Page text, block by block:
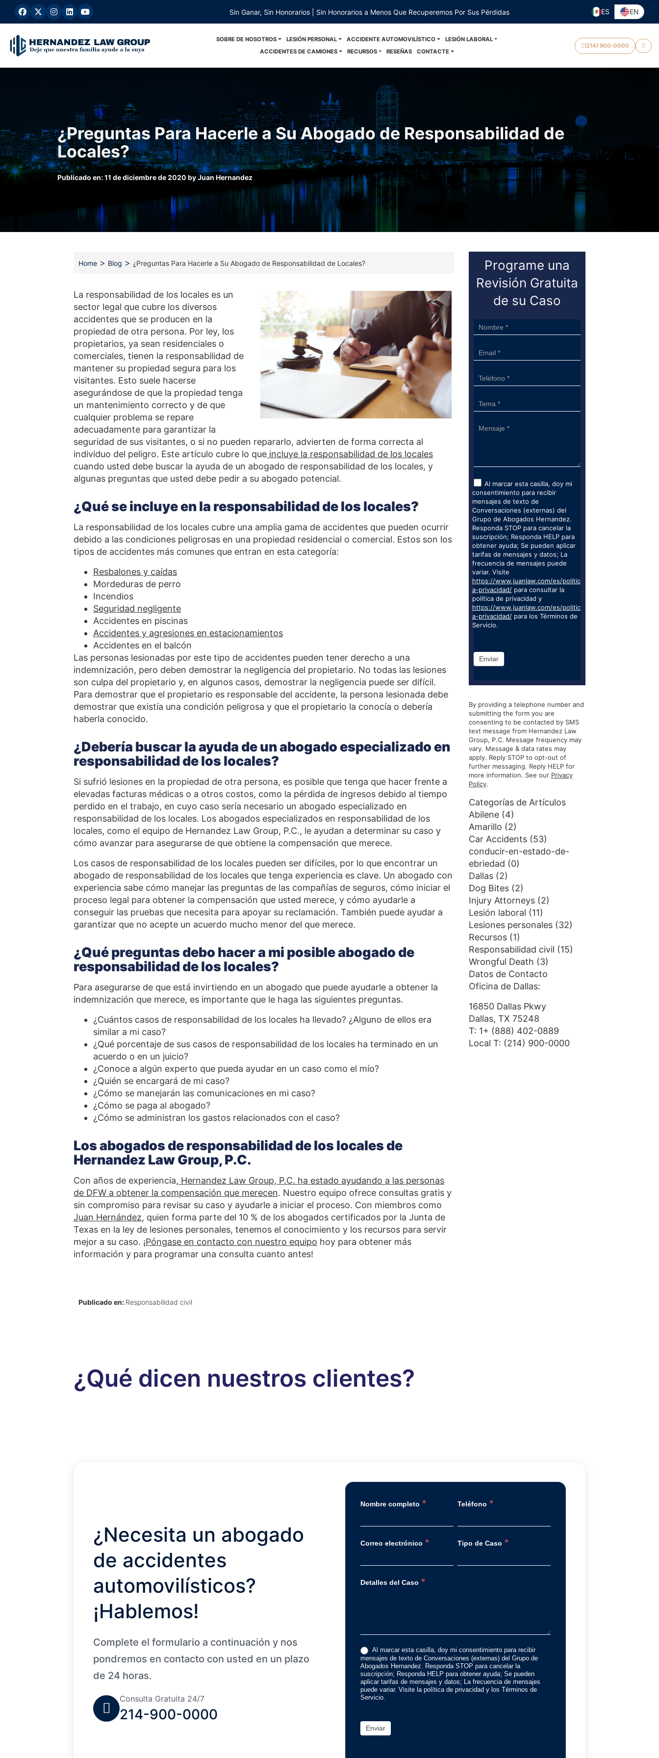
Sin Ganar, Sin Honorarios | Sin Honorarios a Menos Que Recuperemos Por Sus Pérdidas ES EN
SOBRE DE NOSOTROS LESIÓN PERSONAL ACCIDENTE AUTOMOVILÍSTICO
LESIÓN LABORAL
ACCIDENTES DE CAMIONES
RECURSOS RESEÑAS CONTACTE
(214) 900-0000
¿Preguntas Para Hacerle a Su Abogado de Responsabilidad de
Locales?
Publicado en:11 de diciembre de 2020 byJuan Hernandez
Home > Blog > ¿Preguntas Para Hacerle a Su Abogado de Responsabilidad de Locales?
La responsabilidad de los locales es un
sector legal que cubre los diversos
accidentes que se producen en la
propiedad de otra persona. Por ley, los
propietarios, ya sean residenciales o
comerciales, tienen la responsabilidad de
mantener su propiedad segura para los
visitantes. Esto suele hacerse
asegurándose de que la propiedad tenga
un mantenimiento correcto y de que
cualquier problema se repare
adecuadamente para garantizar la
seguridad de sus visitantes, o si no pueden repararlo, advierten de forma correcta al
individuo del peligro. Este artículo cubre lo que incluye la responsabilidad de los locales
cuando usted debe buscar la ayuda de un abogado de responsabilidad de los locales, y
algunas preguntas que usted debe pedir a su abogado potencial.
¿Qué se incluye en la responsabilidad de los locales?
La responsabilidad de los locales cubre una amplia gama de accidentes que pueden ocurrir
debido a las condiciones peligrosas en una propiedad residencial o comercial. Estos son los
tipos de accidentes más comunes que entran en esta categoría:
Resbalones y caídas
Mordeduras de perro
Incendios
Seguridad negligente
Accidentes en piscinas
Accidentes y agresiones en estacionamientos
Accidentes en el balcón
Las personas lesionadas por este tipo de accidentes pueden tener derecho a una
indemnización, pero deben demostrar la negligencia del propietario. No todas las lesiones
son culpa del propietario y, en algunos casos, demostrar la negligencia puede ser difícil.
Para demostrar que el propietario es responsable del accidente, la persona lesionada debe
demostrar que existía una condición peligrosa y que el propietario la conocía o debería
haberla conocido.
¿Debería buscar la ayuda de un abogado especializado en
responsabilidad de los locales?
Si sufrió lesiones en la propiedad de otra persona, es posible que tenga que hacer frente a
elevadas facturas médicas o a otros costos, como la pérdida de ingresos debido al tiempo
perdido en el trabajo, en cuyo caso sería necesario un abogado especializado en
responsabilidad de los locales. Los abogados especializados en responsabilidad de los
locales, como el equipo de Hernandez Law Group, P.C., le ayudan a determinar su caso y
cómo avanzar para asegurarse de que obtiene la compensación que merece.
Los casos de responsabilidad de los locales pueden ser difíciles, por lo que encontrar un
abogado de responsabilidad de los locales que tenga experiencia es clave. Un abogado con
experiencia sabe cómo manejar las preguntas de las compañías de seguros, cómo iniciar el
proceso legal para obtener la compensación que usted merece, y cómo ayudarle a
conseguir las pruebas que necesita para apoyar su reclamación. También puede ayudar a
garantizar que no acepte un acuerdo mucho menor del que merece.
¿Qué preguntas debo hacer a mi posible abogado de
responsabilidad de los locales?
Para asegurarse de que está invirtiendo en un abogado que puede ayudarle a obtener la
indemnización que merece, es importante que le haga las siguientes preguntas.
¿Cuántos casos de responsabilidad de los locales ha llevado? ¿Alguno de ellos era
similar a mi caso?
¿Qué porcentaje de sus casos de responsabilidad de los locales ha terminado en un
acuerdo o en un juicio?
¿Conoce a algún experto que pueda ayudar en un caso como el mío?
¿Quién se encargará de mi caso?
¿Cómo se manejarán las comunicaciones en mi caso?
¿Cómo se paga al abogado?
¿Cómo se administran los gastos relacionados con el caso?
Los abogados de responsabilidad de los locales de
Hernandez Law Group, P.C.
Con años de experiencia, Hernandez Law Group, P.C. ha estado ayudando a las personas
de DFW a obtener la compensación que merecen. Nuestro equipo ofrece consultas gratis y
sin compromiso para revisar su caso y ayudarle a iniciar el proceso. Con miembros como
Juan Hernández, quien forma parte del 10 % de los abogados certificados por la Junta de
Texas en la ley de lesiones personales, tenemos el conocimiento y los recursos para servir
mejor a su caso. ¡Póngase en contacto con nuestro equipo hoy para obtener más
información y para programar una consulta cuanto antes!
Publicado en: Responsabilidad civil
Programe una
Revisión Gratuita
de su Caso
Sidebar
Form
Al marcar esta casilla, doy mi
consentimiento para recibir
mensajes de texto de
Conversaciones (externas) del
Grupo de Abogados Hernandez.
Responda STOP para cancelar la
suscripción; Responda HELP para
obtener ayuda; Se pueden aplicar
tarifas de mensajes y datos; La
frecuencia de mensajes puede
variar. Visite
https://www.juanlaw.com/es/politic
a-privacidad/para consultar la
política de privacidad y
https://www.juanlaw.com/es/politic
a-privacidad/para los Términos de
Servicio.
Enviar
By providing a telephone number and
submitting the form you are
consenting to be contacted by SMS
text message from Hernandez Law
Group, P.C. Message frequency may
vary. Message & data rates may
apply. Reply STOP to opt-out of
further messaging. Reply HELP for
more information. See our Privacy
Policy.
Categorías de Artículos
Abilene(4)
Amarillo (2)
Car Accidents(53)
conducir-en-estado-de-
ebriedad (0)
Dallas(2)
Dog Bites(2)
Injury Attorneys(2)
Lesión laboral (11)
Lesiones personales(32)
Recursos(1)
Responsabilidad civil (15)
Wrongful Death (3)
Datos de Contacto
Oficina de Dallas:
16850 Dallas Pkwy
Dallas, TX 75248
T: 1+ (888) 402-0889
Local T: (214) 900-0000
¿Qué dicen nuestros clientes?
¿Necesita un abogado
de accidentes
automovilísticos?
¡Hablemos!
Complete el formulario a continuación y nos
pondremos en contacto con usted en un plazo
de 24 horas.
Consulta Gratuita 24/7
214-900-0000
Nombre completo * Teléfono *
Correo electrónico * Tipo de Caso *
Detalles del Caso *
Al marcar esta casilla, doy mi consentimiento para recibir
mensajes de texto de Conversaciones (externas) del Grupo de
Abogados Hernandez. Responda STOP para cancelar la
suscripción; Responda HELP para obtener ayuda; Se pueden
aplicar tarifas de mensajes y datos; La frecuencia de mensajes
puede variar. Visite la política de privacidad y los Términos de
Servicio.
Enviar